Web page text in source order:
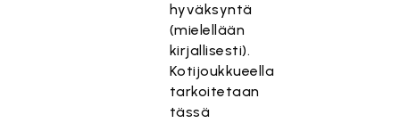
hyväksyntä
(mielellään
kirjallisesti).
Kotijoukkueella
tarkoitetaan
tässä